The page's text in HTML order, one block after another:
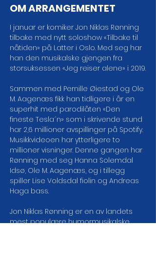
OM ARRANGEMENTET
I januar er komiker Jon Niklas Rønning
tilbake med nytt soloshow «Tilbake til
nåtiden» på Latter i Oslo. Med seg har
han den musikalske gjengen fra
storsuksessen «Jeg reiser alene» i 2019.
Sammen med Pernille Øiestad og Ole
M. Aagenæs fikk han tidligere i år en
superhit med parodilåten «Den
fineste Tesla´n» som i skrivende stund
har 2,6 millioner avspillinger på Spotify.
Musikkvideoen har ytterligere to
millioner visninger. Denne gangen har
Rønning med seg Hanna Solemdal
Idsø, Ole M. Aagenæs, og i tillegg
spiller Lise Voldsdal fiolin og Andreas
Haga bass.
Jon Niklas Rønning er en av landets
mest populære humormusikalske